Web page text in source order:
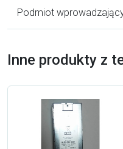
Podmiot
Inne produkty z